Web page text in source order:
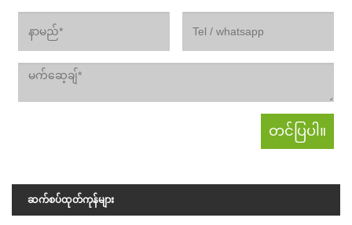
ဆက်စပ်ထုတ်ကုန်များ